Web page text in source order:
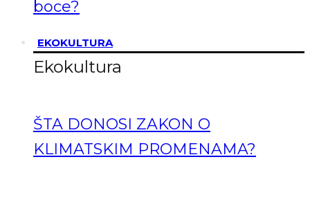
boce?
EKOKULTURA
Ekokultura
ŠTA DONOSI ZAKON O
KLIMATSKIM PROMENAMA?